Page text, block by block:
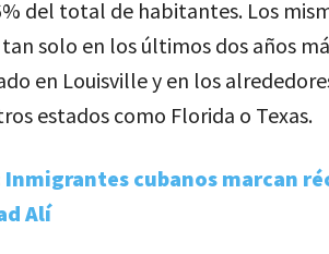
del total de habitantes. Los
solo en los últimos dos años
en Louisville y en los
estados como Florida o Texas.
Inmigrantes cubanos marcan
Alí